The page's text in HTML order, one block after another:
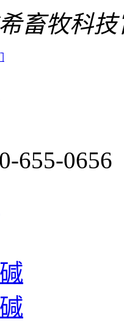
畜牧科
655-0656